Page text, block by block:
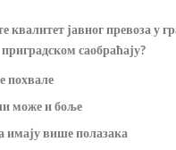
квалитет јавног превоза у
приградском саобраћају?
похвале
може и боље
имају више полазака